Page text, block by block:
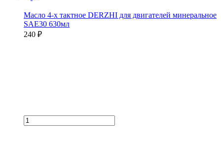
Масло 4-х тактное DERZHI для двигателей минеральное
SAE30 630мл
240 ₽